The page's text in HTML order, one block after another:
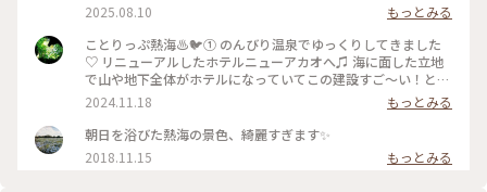
2025.08.10
もっとみる
ことりっぷ熱海♨️🐦️① のんびり温泉でゆっくりしてきました
♡ リニューアルしたホテルニューアカオへ♫ 海に面した立地
で山や地下全体がホテルになっていてこの建設すご〜い！と思
いました😯 ①オーシャンビューのラウンジは青い海が広がっ
ていて非日常の景色✨遠くには小さく初島も見えます🏝️ ②ク
ジラのアート🐳とシャンデリア✨天井が水色やピンク色の優し
いパステルカラーでチャペルみたいな雰囲気✨ ③レトロなイラ
ストのホテルオリジナルサイダー✨ ④ダンスホール、劇場みた
2024.11.18
もっとみる
朝日を浴びた熱海の景色、綺麗すぎます✨
2018.11.15
もっとみる